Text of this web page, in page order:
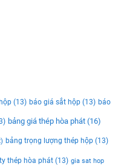
(13) báo giá sắt hộp (13) báo
bảng giá thép hòa phát (16)
bảng trọng lượng thép hộp (13)
thép hòa phát (13) gia sat hop